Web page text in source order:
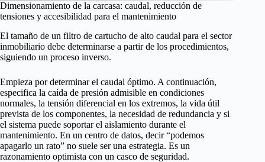
Dimensionamiento de la carcasa: caudal, reducción de
tensiones y accesibilidad para el mantenimiento
El tamaño de un filtro de cartucho de alto caudal para el sector
inmobiliario debe determinarse a partir de los procedimientos,
siguiendo un proceso inverso.
Empieza por determinar el caudal óptimo. A continuación,
especifica la caída de presión admisible en condiciones
normales, la tensión diferencial en los extremos, la vida útil
prevista de los componentes, la necesidad de redundancia y si
el sistema puede soportar el aislamiento durante el
mantenimiento. En un centro de datos, decir “podemos
apagarlo un rato” no suele ser una estrategia. Es un
razonamiento optimista con un casco de seguridad.